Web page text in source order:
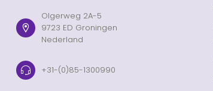
Olgerweg 2A-5
9723 ED Groningen
Nederland
+31-(0)85-1300990